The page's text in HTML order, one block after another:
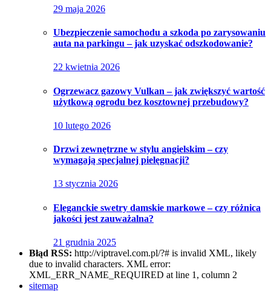
29 maja 2026
Ubezpieczenie samochodu a szkoda po zarysowaniu
auta na parkingu – jak uzyskać odszkodowanie?
22 kwietnia 2026
Ogrzewacz gazowy Vulkan – jak zwiększyć wartość
użytkową ogrodu bez kosztownej przebudowy?
10 lutego 2026
Drzwi zewnętrzne w stylu angielskim – czy
wymagają specjalnej pielęgnacji?
13 stycznia 2026
Eleganckie swetry damskie markowe – czy różnica
jakości jest zauważalna?
21 grudnia 2025
Błąd RSS: http://viptravel.com.pl/?# is invalid XML, likely
due to invalid characters. XML error:
XML_ERR_NAME_REQUIRED at line 1, column 2
sitemap